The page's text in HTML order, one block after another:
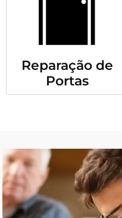
Reparação de
Portas